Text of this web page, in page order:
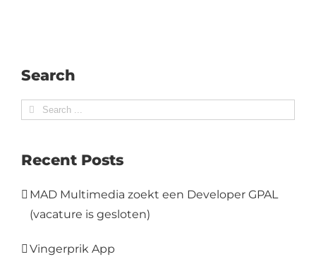
Search
Search
Recent Posts
MAD Multimedia zoekt een Developer GPAL
(vacature is gesloten)
Vingerprik App